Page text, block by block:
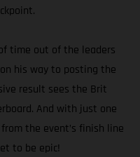
time out of the leaders
his way to posting the
result sees the Brit
And with just one
the event’s finish line
to be epic!